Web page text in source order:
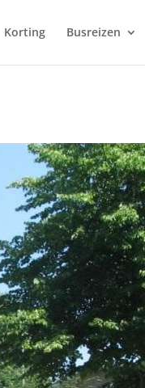
Korting Busreizen